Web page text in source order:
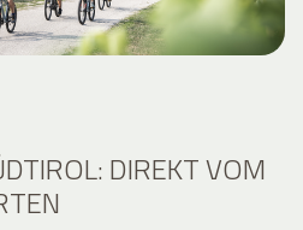
DIREKT VOM